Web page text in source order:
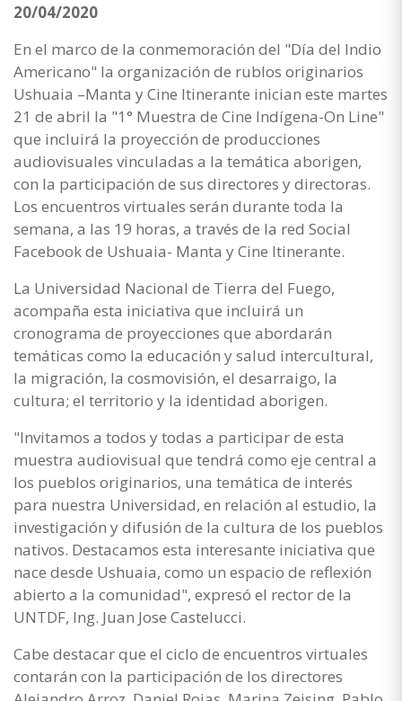
20/04/2020
En el marco de la conmemoración del "Día del Indio
Americano" la organización de rublos originarios
Ushuaia –Manta y Cine Itinerante inician este martes
21 de abril la "1° Muestra de Cine Indígena-On Line"
que incluirá la proyección de producciones
audiovisuales vinculadas a la temática aborigen,
con la participación de sus directores y directoras.
Los encuentros virtuales serán durante toda la
semana, a las 19 horas, a través de la red Social
Facebook de Ushuaia- Manta y Cine Itinerante.
La Universidad Nacional de Tierra del Fuego,
acompaña esta iniciativa que incluirá un
cronograma de proyecciones que abordarán
temáticas como la educación y salud intercultural,
la migración, la cosmovisión, el desarraigo, la
cultura; el territorio y la identidad aborigen.
"Invitamos a todos y todas a participar de esta
muestra audiovisual que tendrá como eje central a
los pueblos originarios, una temática de interés
para nuestra Universidad, en relación al estudio, la
investigación y difusión de la cultura de los pueblos
nativos. Destacamos esta interesante iniciativa que
nace desde Ushuaia, como un espacio de reflexión
abierto a la comunidad", expresó el rector de la
UNTDF, Ing. Juan Jose Castelucci.
Cabe destacar que el ciclo de encuentros virtuales
contarán con la participación de los directores